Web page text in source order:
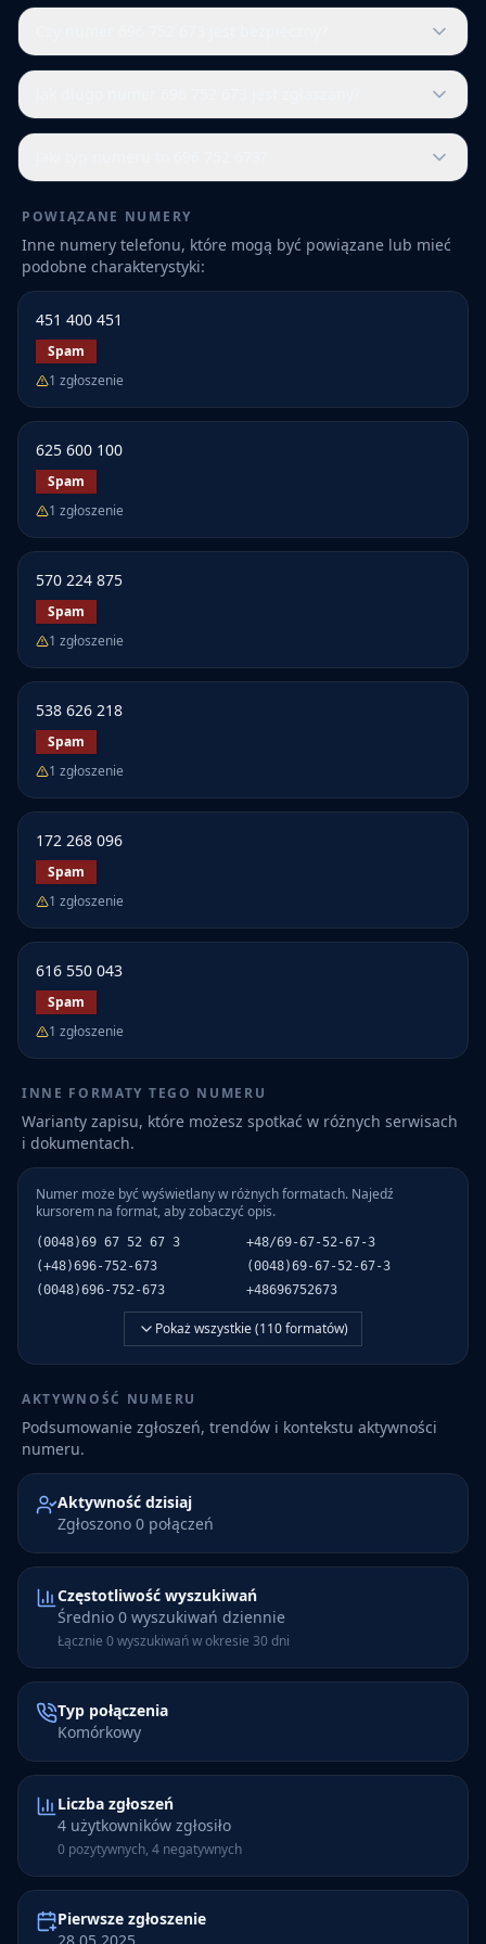
POWIĄZANE NUMERY
Inne numery telefonu, które mogą być powiązane lub mieć
podobne charakterystyki:
451 400 451
Spam
1 zgłoszenie
625 600 100
Spam
1 zgłoszenie
570 224 875
Spam
1 zgłoszenie
538 626 218
Spam
1 zgłoszenie
172 268 096
Spam
1 zgłoszenie
616 550 043
Spam
1 zgłoszenie
INNE FORMATY TEGO NUMERU
Warianty zapisu, które możesz spotkać w różnych serwisach
i dokumentach.
Numer może być wyświetlany w różnych formatach. Najedź
kursorem na format, aby zobaczyć opis.
(0048)69 67 52 67 3
+48/69-67-52-67-3
(+48)696-752-673
(0048)69-67-52-67-3
(0048)696-752-673
+48696752673
Pokaż wszystkie (110formatów)
AKTYWNOŚĆ NUMERU
Podsumowanie zgłoszeń, trendów i kontekstu aktywności
numeru.
Aktywność dzisiaj
Zgłoszono 0 połączeń
Częstotliwość wyszukiwań
Średnio 0 wyszukiwań dziennie
Łącznie 0 wyszukiwań w okresie 30 dni
Typ połączenia
Komórkowy
Liczba zgłoszeń
4 użytkowników zgłosiło
0 pozytywnych, 4 negatywnych
Pierwsze zgłoszenie